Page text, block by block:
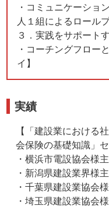
・コミュニケーショ
人１組によるロールプ
３．実践をサポート
・コーチングフロー
イ】
実績
【「建設業における
会保険の基礎知識」
・横浜市電設協会様
・新潟県建設業界様
・千葉県建設業協会
・埼玉県建設業協会